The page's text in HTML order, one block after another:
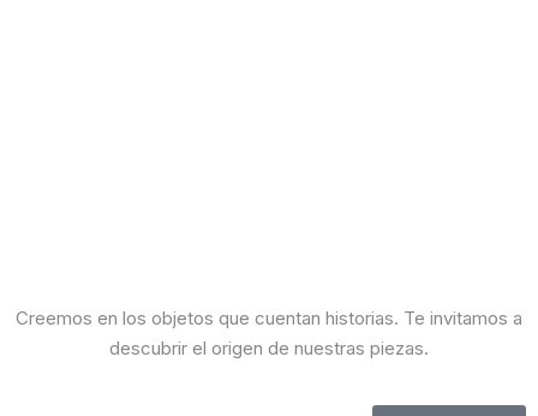
Creemos en los objetos que cuentan historias. Te invitamos a
descubrir el origen de nuestras piezas.